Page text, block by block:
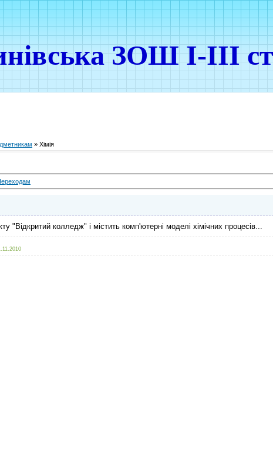
ЗОШ І-ІІІ
» Хімія
"Відкритий колледж" і містить комп'ютерні моделі хімічних процесів...